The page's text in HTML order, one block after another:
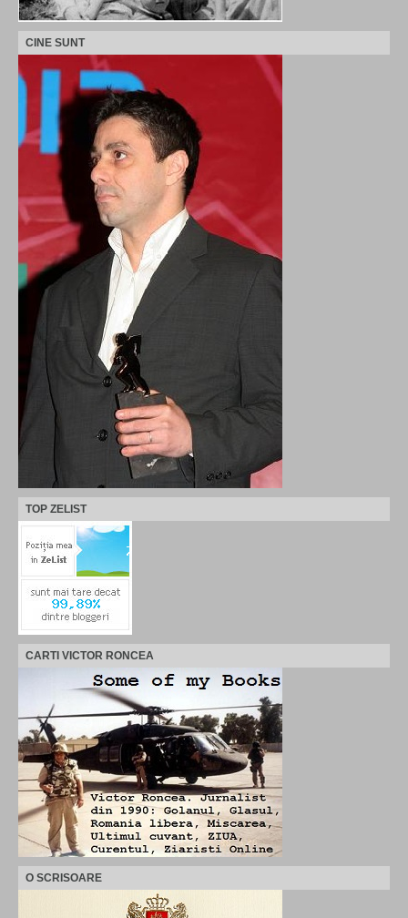
CINE SUNT
TOP ZELIST
CARTI VICTOR RONCEA
O SCRISOARE